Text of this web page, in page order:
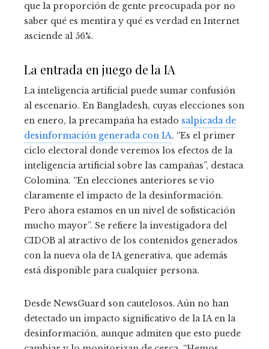
que la proporción de gente preocupada por no
saber qué es mentira y qué es verdad en Internet
asciende al 56%.
La entrada en juego de la IA
La inteligencia artificial puede sumar confusión
al escenario. En Bangladesh, cuyas elecciones son
en enero, la precampaña ha estado salpicada de
desinformación generada con IA. “Es el primer
ciclo electoral donde veremos los efectos de la
inteligencia artificial sobre las campañas”, destaca
Colomina. “En elecciones anteriores se vio
claramente el impacto de la desinformación.
Pero ahora estamos en un nivel de sofisticación
mucho mayor”. Se refiere la investigadora del
CIDOB al atractivo de los contenidos generados
con la nueva ola de IA generativa, que además
está disponible para cualquier persona.
Desde NewsGuard son cautelosos. Aún no han
detectado un impacto significativo de la IA en la
desinformación, aunque admiten que esto puede